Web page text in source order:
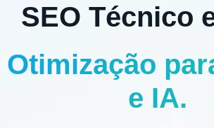
SEO Técnico
Otimização
e IA.